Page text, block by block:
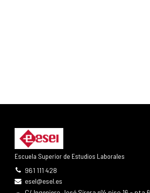
Escuela Superior de Estudios Laborales
961 111 428
esel@esel.es